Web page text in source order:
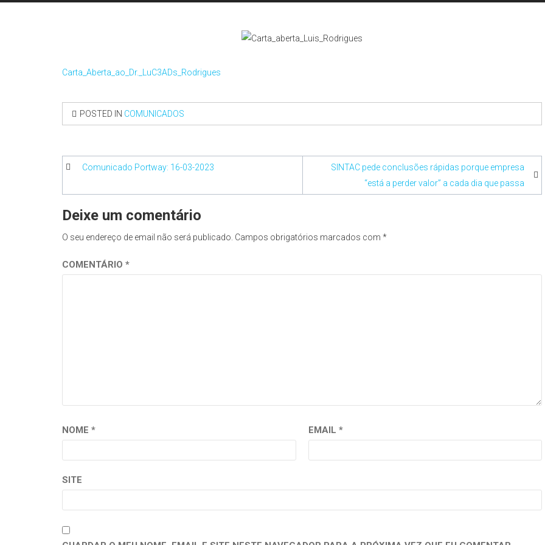
Carta_Aberta_ao_Dr._LuC3ADs_Rodrigues
POSTED IN COMUNICADOS
Navegação
artigos
Comunicado Portway: 16-03-2023
SINTAC pede conclusões rápidas porque empresa
“está a perder valor” a cada dia que passa
Deixe um comentário
O seu endereço de email não será publicado. Campos obrigatórios marcados com *
COMENTÁRIO *
NOME * EMAIL *
SITE